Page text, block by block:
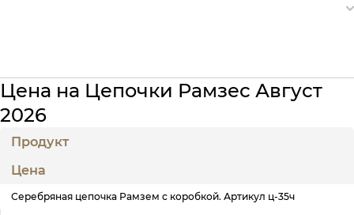
Цена на Цепочки Рамзес Август
2026
Продукт
Цена
Серебряная цепочка Рамзем с коробкой. Артикул ц-35ч